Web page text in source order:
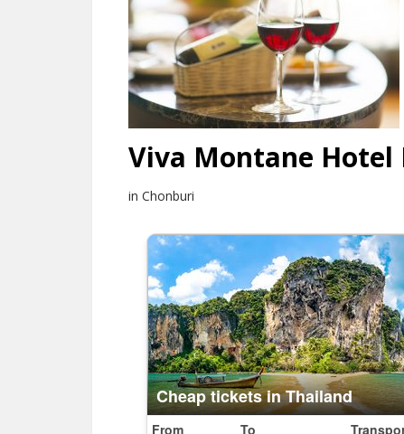
Viva Montane Hotel
in Chonburi